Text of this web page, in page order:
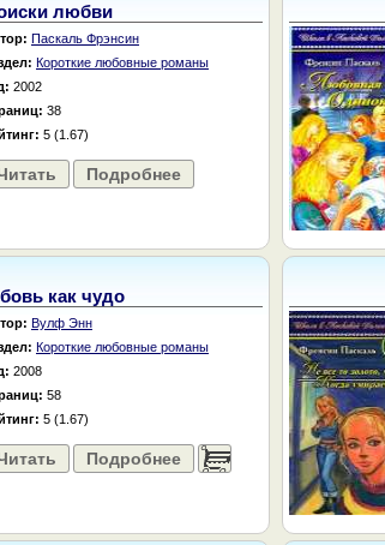
любви
Паскаль Фрэнсин
Короткие любовные романы
2002
38
5 (1.67)
Подробнее
как чудо
Вулф Энн
Короткие любовные романы
2008
58
5 (1.67)
Подробнее ......